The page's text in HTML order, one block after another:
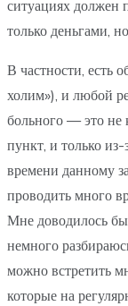
ситуациях должен
только деньгами,
В частности, есть
холим»), и любой
больного — это не
пункт, и только
времени данному
проводить много
Мне доводилось
немного
можно встретить
которые на